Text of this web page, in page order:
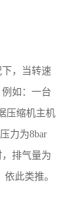
，当转速
如：一台
压缩机主机
力为8bar
排气量为
此类推。